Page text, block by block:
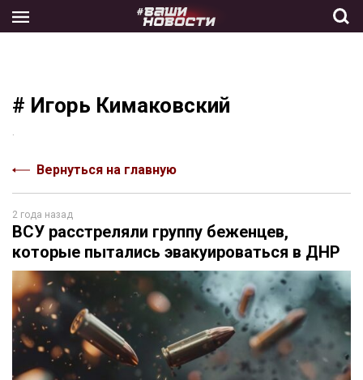
the
# Игорь Кимаковский
Вернуться на главную
2 года назад
ВСУ расстреляли группу беженцев,
которые пытались эвакуироваться в ДНР